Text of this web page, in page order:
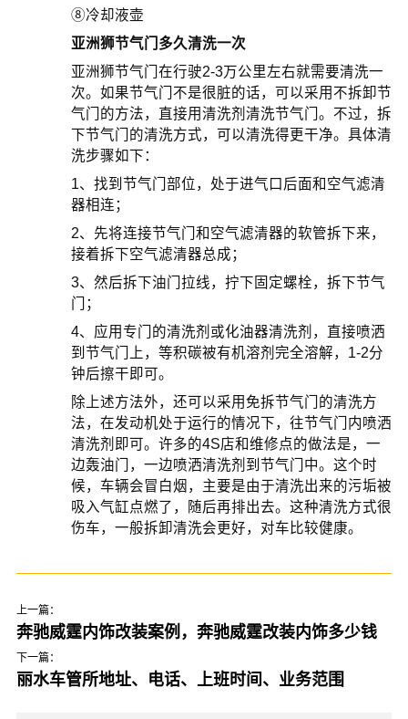
⑧冷却液壶
亚洲狮节气门多久清洗一次
亚洲狮节气门在行驶2-3万公里左右就需要清洗一
次。如果节气门不是很脏的话，可以采用不拆卸节
气门的方法，直接用清洗剂清洗节气门。不过，拆
下节气门的清洗方式，可以清洗得更干净。具体清
洗步骤如下：
1、找到节气门部位，处于进气口后面和空气滤清
器相连；
2、先将连接节气门和空气滤清器的软管拆下来，
接着拆下空气滤清器总成；
3、然后拆下油门拉线，拧下固定螺栓，拆下节气
门；
4、应用专门的清洗剂或化油器清洗剂，直接喷洒
到节气门上，等积碳被有机溶剂完全溶解，1-2分
钟后擦干即可。
除上述方法外，还可以采用免拆节气门的清洗方
法，在发动机处于运行的情况下，往节气门内喷洒
清洗剂即可。许多的4S店和维修点的做法是，一
边轰油门，一边喷洒清洗剂到节气门中。这个时
候，车辆会冒白烟，主要是由于清洗出来的污垢被
吸入气缸点燃了，随后再排出去。这种清洗方式很
伤车，一般拆卸清洗会更好，对车比较健康。
上一篇：
奔驰威霆内饰改装案例，奔驰威霆改装内饰多少钱
下一篇：
丽水车管所地址、电话、上班时间、业务范围